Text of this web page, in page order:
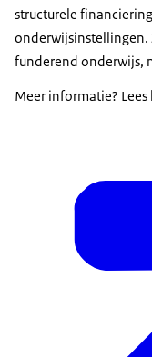
structurele
onderwijsinstellingen.
funderend onderwijs,
Meer informatie? Lees